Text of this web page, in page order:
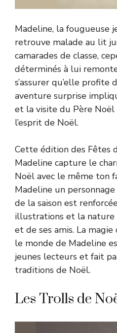
Madeline, la fougueuse
retrouve malade au lit
camarades de classe,
déterminés à lui
s’assurer qu’elle profite
aventure surprise
et la visite du Père
l’esprit de Noël.
Cette édition des Fêtes
Madeline capture le
Noël avec le même ton
Madeline un
de la saison est
illustrations et la
et de ses amis. La
le monde de Madeline
jeunes lecteurs et fait
traditions de Noël.
Les Trolls de